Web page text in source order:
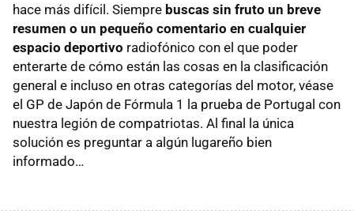
hace más difícil. Siempre buscas sin fruto un breve
resumen o un pequeño comentario en cualquier
espacio deportivo radiofónico con el que poder
enterarte de cómo están las cosas en la clasificación
general e incluso en otras categorías del motor, véase
el GP de Japón de Fórmula 1 la prueba de Portugal con
nuestra legión de compatriotas. Al final la única
solución es preguntar a algún lugareño bien
informado…